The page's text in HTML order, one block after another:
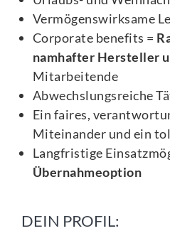
Vermögenswirksame
Corporate benefits =
namhafter Hersteller
Mitarbeitende
Abwechslungsreiche
Ein faires,
Miteinander und ein
Langfristige
Übernahmeoption
DEIN PROFIL: